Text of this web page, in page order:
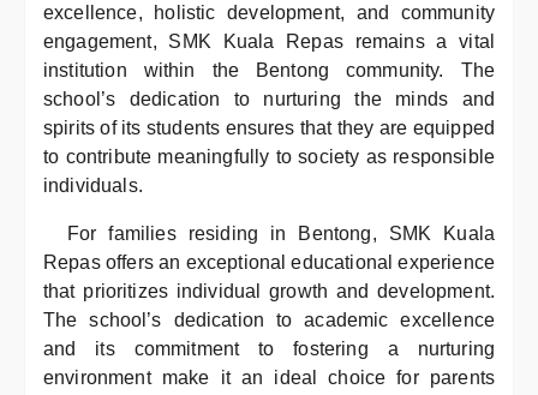
excellence, holistic development, and community
engagement, SMK Kuala Repas remains a vital
institution within the Bentong community. The
school’s dedication to nurturing the minds and
spirits of its students ensures that they are equipped
to contribute meaningfully to society as responsible
individuals.
For families residing in Bentong, SMK Kuala
Repas offers an exceptional educational experience
that prioritizes individual growth and development.
The school’s dedication to academic excellence
and its commitment to fostering a nurturing
environment make it an ideal choice for parents